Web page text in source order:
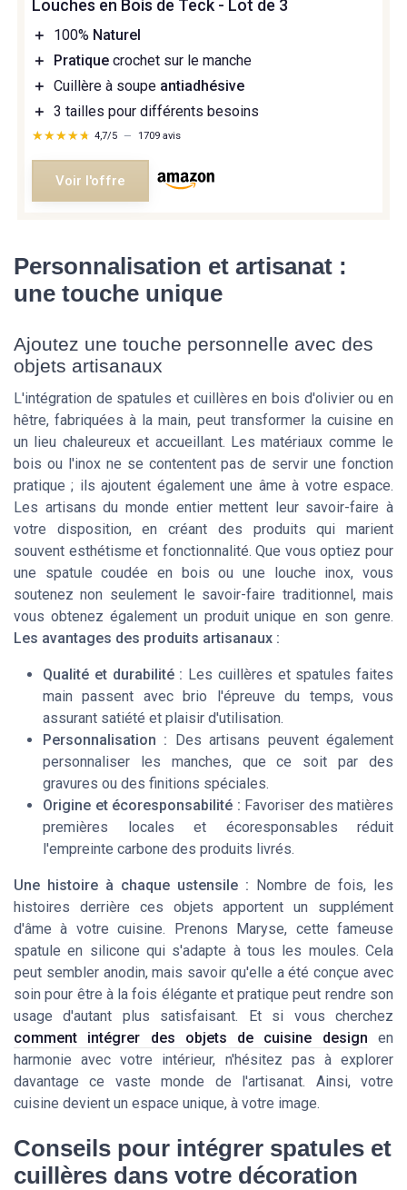
Louches en Bois de Teck - Lot de 3
＋ 100% Naturel
＋
Pratique crochet sur le manche
＋ Cuillère à soupe antiadhésive
＋ 3 tailles pour différents besoins
★★★★★
★★★★★ 4,7/5 — 1709 avis
Voir l'offre
Personnalisation et artisanat :
une touche unique
Ajoutez une touche personnelle avec des
objets artisanaux
L'intégration de spatules et cuillères en bois d'olivier ou en
hêtre, fabriquées à la main, peut transformer la cuisine en
un lieu chaleureux et accueillant. Les matériaux comme le
bois ou l'inox ne se contentent pas de servir une fonction
pratique ; ils ajoutent également une âme à votre espace.
Les artisans du monde entier mettent leur savoir-faire à
votre disposition, en créant des produits qui marient
souvent esthétisme et fonctionnalité. Que vous optiez pour
une spatule coudée en bois ou une louche inox, vous
soutenez non seulement le savoir-faire traditionnel, mais
vous obtenez également un produit unique en son genre.
Les avantages des produits artisanaux :
Qualité et durabilité : Les cuillères et spatules faites
main passent avec brio l'épreuve du temps, vous
assurant satiété et plaisir d'utilisation.
Personnalisation : Des artisans peuvent également
personnaliser les manches, que ce soit par des
gravures ou des finitions spéciales.
Origine et écoresponsabilité : Favoriser des matières
premières locales et écoresponsables réduit
l'empreinte carbone des produits livrés.
Une histoire à chaque ustensile : Nombre de fois, les
histoires derrière ces objets apportent un supplément
d'âme à votre cuisine. Prenons Maryse, cette fameuse
spatule en silicone qui s'adapte à tous les moules. Cela
peut sembler anodin, mais savoir qu'elle a été conçue avec
soin pour être à la fois élégante et pratique peut rendre son
usage d'autant plus satisfaisant. Et si vous cherchez
comment intégrer des objets de cuisine design en
harmonie avec votre intérieur, n'hésitez pas à explorer
davantage ce vaste monde de l'artisanat. Ainsi, votre
cuisine devient un espace unique, à votre image.
Conseils pour intégrer spatules et
cuillères dans votre décoration